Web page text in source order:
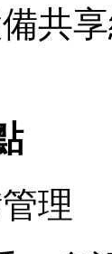
共
理